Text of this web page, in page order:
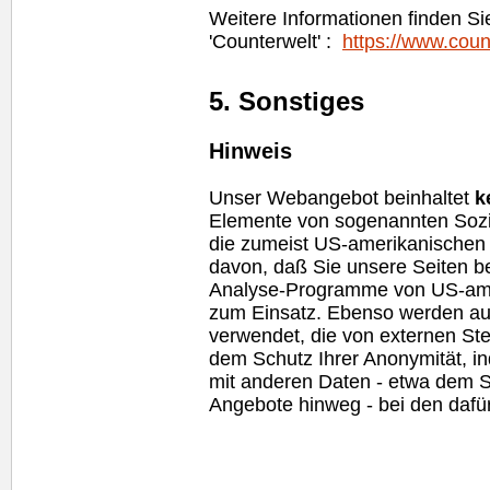
Weitere Informationen finden
'Counterwelt' : https://
5. Sonstiges
Hinweis
Unser Webangebot beinhaltet
Elemente von sogenannten
die zumeist US-
davon, daß Sie unsere Seiten
Analyse-Programme von US-
zum Einsatz. Ebenso werden
verwendet, die von externen
dem Schutz Ihrer Anonymität,
mit anderen Daten - etwa dem
Angebote hinweg - bei den